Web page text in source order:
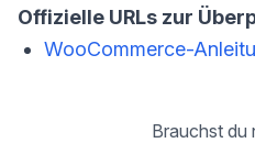
Offizielle URLs zur
WooCommerce-
Brauchst du